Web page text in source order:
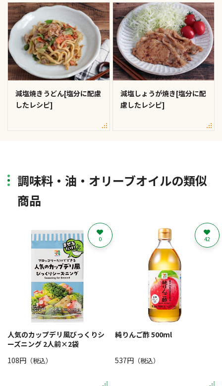
減塩焼きうどん[塩分に配慮
したレシピ]
減塩しょうが焼き[塩分に配
慮したレシピ]
調味料・油・オリーブオイルの類似
商品
人気のカップデリ風びっくりシ
ーズニング 2人前×2袋
108円 （税込）
0
純りんご酢 500ml
537円（税込）
42